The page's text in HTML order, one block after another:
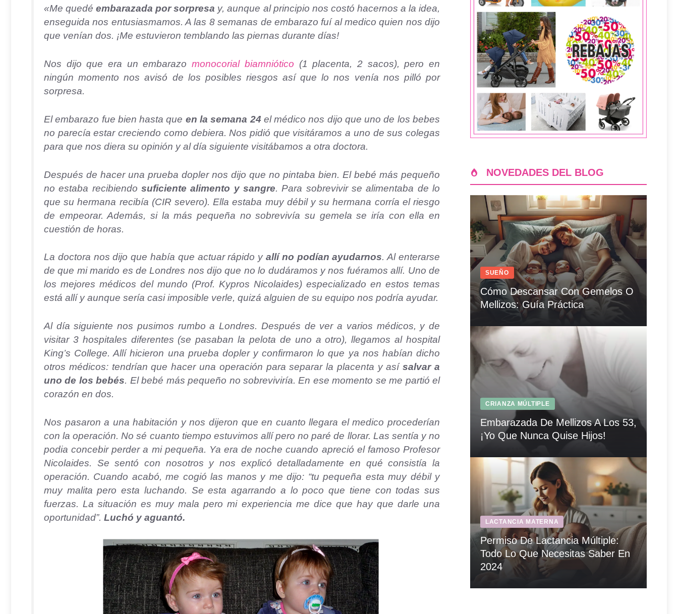
«Me quedéembarazada por sorpresa y, aunque al principio nos costó hacernos a la idea,
enseguida nos entusiasmamos. A las 8 semanas de embarazo fuí al medico quien nos dijo
que venían dos. ¡Me estuvieron temblando las piernas durante días!
Nos dijo que era un embarazomonocorial biamniótico (1 placenta, 2 sacos), pero en
ningún momento nos avisó de los posibles riesgos así que lo nos venía nos pilló por
sorpresa.
El embarazo fue bien hasta que en la semana 24el médico nos dijo que uno de los bebes
no parecía estar creciendo como debiera. Nos pidió que visitáramos a uno de sus colegas
para que nos diera su opinión y al día siguiente visitábamos a otra doctora.
Después de hacer una prueba dopler nos dijo que no pintaba bien. El bebé más pequeño
no estaba recibiendo suficiente alimento y sangre. Para sobrevivir se alimentaba de lo
que su hermana recibía (CIR severo). Ella estaba muy débil y su hermana corría el riesgo
de empeorar. Además, si la más pequeña no sobrevivía su gemela se iría con ella en
cuestión de horas.
La doctora nos dijo que había que actuar rápido y allí no podían ayudarnos. Al enterarse
de que mi marido es de Londres nos dijo que no lo dudáramos y nos fuéramos allí. Uno de
los mejores médicos del mundo (Prof. Kypros Nicolaides) especializado en estos temas
está allí y aunque sería casi imposible verle, quizá alguien de su equipo nos podría ayudar.
Al día siguiente nos pusimos rumbo a Londres. Después de ver a varios médicos, y de
visitar 3 hospitales diferentes (se pasaban la pelota de uno a otro), llegamos al hospital
King’s College. Allí hicieron una prueba dopler y confirmaron lo que ya nos habían dicho
otros médicos: tendrían que hacer una operación para separar la placenta y asísalvar a
uno de los bebés. El bebé más pequeño no sobreviviría. En ese momento se me partió el
corazón en dos.
Nos pasaron a una habitación y nos dijeron que en cuanto llegara el medico procederían
con la operación. No sé cuanto tiempo estuvimos allí pero no paré de llorar. Las sentía y no
podia concebir perder a mi pequeña. Ya era de noche cuando apreció el famoso Profesor
Nicolaides. Se sentó con nosotros y nos explicó detalladamente en qué consistía la
operación. Cuando acabó, me cogió las manos y me dijo: “tu pequeña esta muy débil y
muy malita pero esta luchando. Se esta agarrando a lo poco que tiene con todas sus
fuerzas. La situación es muy mala pero mi experiencia me dice que hay que darle una
oportunidad”. Luchó y aguantó.
NOVEDADES DEL BLOG
SUEÑO
Cómo Descansar Con Gemelos O
Mellizos: Guía Práctica
CRIANZA MÚLTIPLE
Embarazada De Mellizos A Los 53,
¡Yo Que Nunca Quise Hijos!
LACTANCIA MATERNA
Permiso De Lactancia Múltiple:
Todo Lo Que Necesitas Saber En
2024